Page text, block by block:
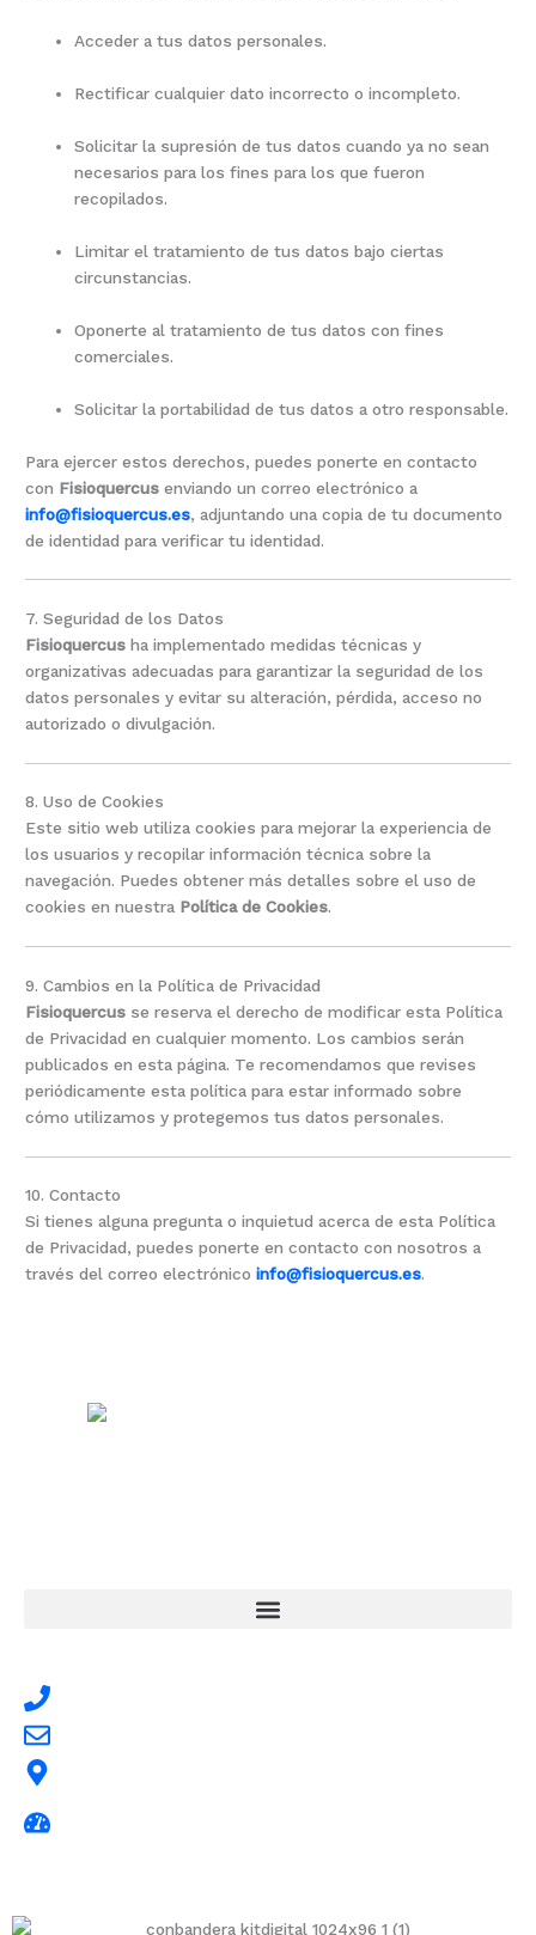
Acceder a tus datos personales.
Rectificar cualquier dato incorrecto o incompleto.
Solicitar la supresión de tus datos cuando ya no sean
necesarios para los fines para los que fueron
recopilados.
Limitar el tratamiento de tus datos bajo ciertas
circunstancias.
Oponerte al tratamiento de tus datos con fines
comerciales.
Solicitar la portabilidad de tus datos a otro responsable.
Para ejercer estos derechos, puedes ponerte en contacto
con Fisioquercus enviando un correo electrónico a
info@fisioquercus.es, adjuntando una copia de tu documento
de identidad para verificar tu identidad.
7. Seguridad de los Datos
Fisioquercus ha implementado medidas técnicas y
organizativas adecuadas para garantizar la seguridad de los
datos personales y evitar su alteración, pérdida, acceso no
autorizado o divulgación.
8. Uso de Cookies
Este sitio web utiliza cookies para mejorar la experiencia de
los usuarios y recopilar información técnica sobre la
navegación. Puedes obtener más detalles sobre el uso de
cookies en nuestra Política de Cookies.
9. Cambios en la Política de Privacidad
Fisioquercus se reserva el derecho de modificar esta Política
de Privacidad en cualquier momento. Los cambios serán
publicados en esta página. Te recomendamos que revises
periódicamente esta política para estar informado sobre
cómo utilizamos y protegemos tus datos personales.
10. Contacto
Si tienes alguna pregunta o inquietud acerca de esta Política
de Privacidad, puedes ponerte en contacto con nosotros a
través del correo electrónicoinfo@fisioquercus.es.